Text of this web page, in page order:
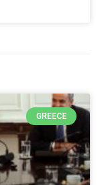
GREECE